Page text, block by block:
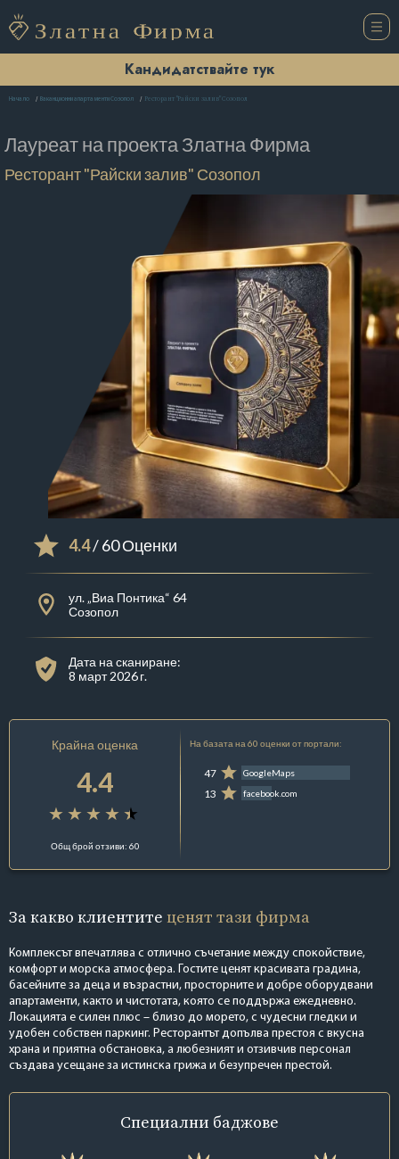
Кандидатствайте тук
Начало Ваканционни апартаменти Созопол Ресторант "Райски залив" Созопол
Лауреат на проектаЗлатна Фирма
Ресторант "Райски залив" Созопол
4.4/ 60 Оценки
ул. „Виа Понтика“ 64
Созопол
Дата на сканиране:
8 март 2026 г.
Крайна оценка
4.4
Общ брой отзиви: 60
На базата на 60 оценки от портали:
47 GoogleMaps
13 facebook.com
За какво клиентите ценят тази фирма
Комплексът впечатлява с отлично съчетание между спокойствие,
комфорт и морска атмосфера. Гостите ценят красивата градина,
басейните за деца и възрастни, просторните и добре оборудвани
апартаменти, както и чистотата, която се поддържа ежедневно.
Локацията е силен плюс – близо до морето, с чудесни гледки и
удобен собствен паркинг. Ресторантът допълва престоя с вкусна
храна и приятна обстановка, а любезният и отзивчив персонал
създава усещане за истинска грижа и безупречен престой.
Специални баджове